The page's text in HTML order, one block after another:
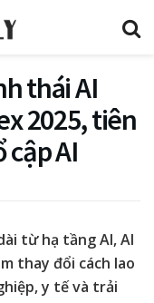
thái AI
2025, tiên
AI
từ hạ tầng AI, AI
thay đổi cách lao
y tế và trải